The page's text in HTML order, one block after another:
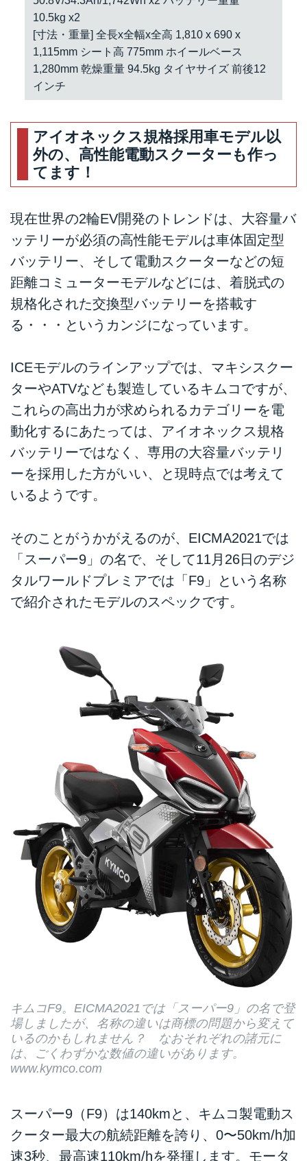
10.5kg x2
[寸法・重量] 全長x全幅x全高 1,810 x 690 x
1,115mm シート高 775mm ホイールベース
1,280mm 乾燥重量 94.5kg タイヤサイズ 前後12
インチ
アイオネックス規格採用車モデル以
外の、高性能電動スクーターも作っ
てます！
現在世界の2輪EV開発のトレンドは、大容量バ
ッテリーが必須の高性能モデルは車体固定型
バッテリー、そして電動スクーターなどの短
距離コミューターモデルなどには、着脱式の
規格化された交換型バッテリーを搭載す
る・・・というカンジになっています。
ICEモデルのラインアップでは、マキシスクー
ターやATVなども製造しているキムコですが、
これらの高出力が求められるカテゴリーを電
動化するにあたっては、アイオネックス規格
バッテリーではなく、専用の大容量バッテリ
ーを採用した方がいい、と現時点では考えて
いるようです。
そのことがうかがえるのが、EICMA2021では
「スーパー9」の名で、そして11月26日のデジ
タルワールドプレミアでは「F9」という名称
で紹介されたモデルのスペックです。
キムコF9。EICMA2021では「スーパー9」の名で登
場しましたが、名称の違いは商標の問題から変えて
いるのかもしれません？ なおそれぞれの諸元に
は、ごくわずかな数値の違いがあります。
www.kymco.com
スーパー9（F9）は140kmと、キムコ製電動ス
クーター最大の航続距離を誇り、0〜50km/h加
速3秒、最高速110km/hを発揮します。モータ